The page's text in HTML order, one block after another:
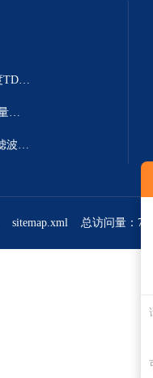
HI98301/HI98302笔式总固体溶解度TDS测定仪
AT1123白俄罗斯ATOMTEX辐射剂量测量仪
TH-2004型一氧化碳分析仪（气体滤波相关红外吸收法）
sitemap.xml 总访问量：